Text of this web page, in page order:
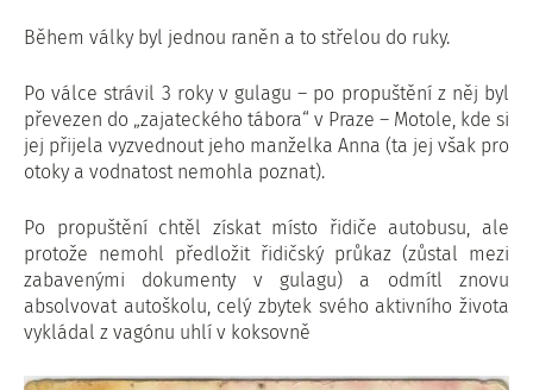
Během války byl jednou raněn a to střelou do ruky.
Po válce strávil 3 roky v gulagu – po propuštění z něj byl
převezen do „zajateckého tábora“ v Praze – Motole, kde si
jej přijela vyzvednout jeho manželka Anna (ta jej však pro
otoky a vodnatost nemohla poznat).
Po propuštění chtěl získat místo řidiče autobusu, ale
protože nemohl předložit řidičský průkaz (zůstal mezi
zabavenými dokumenty v gulagu) a odmítl znovu
absolvovat autoškolu, celý zbytek svého aktivního života
vykládal z vagónu uhlí v koksovně